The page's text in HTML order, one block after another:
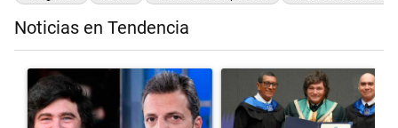
Noticias en Tendencia
Un artículo de tendencia con el título "Los gobernadores marcan
Un artículo de tendencia con el